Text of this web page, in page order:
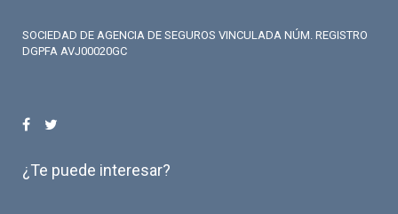
SOCIEDAD DE AGENCIA DE SEGUROS VINCULADA NÚM. REGISTRO
DGPFA AVJ00020GC
¿Te puede interesar?